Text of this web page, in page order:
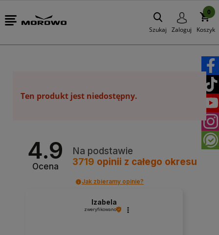
Szukaj Zaloguj Koszyk
0
Ten produkt jest niedostępny.
4.9
Ocena
Na podstawie
3719 opinii z całego okresu
Jak zbieramy opinie?
Izabela
zweryfikowano